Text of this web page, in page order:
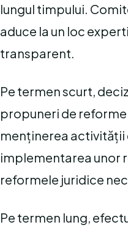
lungul timpului.
aduce la un loc
transparent.
Pe termen scurt,
propuneri de reforme
menținerea
implementarea unor
reformele juridice
Pe termen lung,